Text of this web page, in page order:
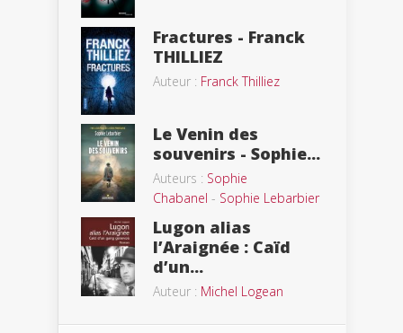
Fractures - Franck
THILLIEZ
Auteur : Franck Thilliez
Le Venin des
souvenirs - Sophie...
Auteurs : Sophie
Chabanel - Sophie Lebarbier
Lugon alias
l’Araignée : Caïd
d’un...
Auteur : Michel Logean